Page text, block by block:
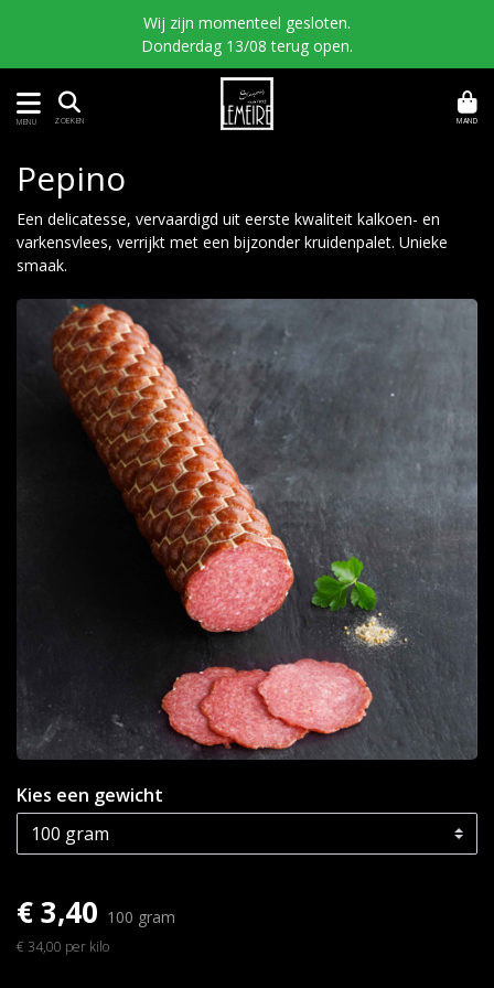
Wij zijn momenteel gesloten.
Donderdag 13/08 terug open.
MENU ZOEKEN MAND
Pepino
Een delicatesse, vervaardigd uit eerste kwaliteit kalkoen- en
varkensvlees, verrijkt met een bijzonder kruidenpalet. Unieke
smaak.
Kies een gewicht
€ 3,40 100 gram
€ 34,00 per kilo